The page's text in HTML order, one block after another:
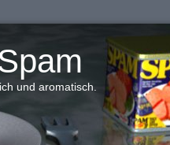
und aromatisch.